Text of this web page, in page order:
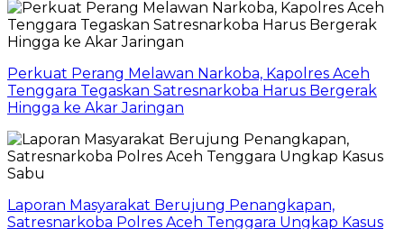
Perkuat Perang Melawan Narkoba, Kapolres Aceh
Tenggara Tegaskan Satresnarkoba Harus Bergerak
Hingga ke Akar Jaringan
Laporan Masyarakat Berujung Penangkapan,
Satresnarkoba Polres Aceh Tenggara Ungkap Kasus